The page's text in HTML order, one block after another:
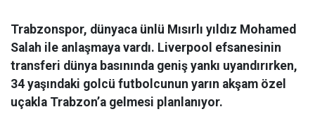
Trabzonspor, dünyaca ünlü Mısırlı yıldız Mohamed
Salah ile anlaşmaya vardı. Liverpool efsanesinin
transferi dünya basınında geniş yankı uyandırırken,
34 yaşındaki golcü futbolcunun yarın akşam özel
uçakla Trabzon’a gelmesi planlanıyor.